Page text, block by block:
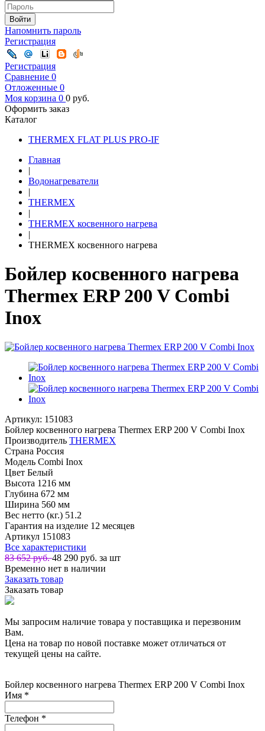
Войти
Напомнить пароль
Регистрация
Регистрация
Сравнение 0
Отложенные 0
Моя корзина 0 0 руб.
Оформить заказ
Каталог
THERMEX FLAT PLUS PRO-IF
Главная
|
Водонагреватели
|
THERMEX
|
THERMEX косвенного нагрева
|
THERMEX косвенного нагрева
Бойлер косвенного нагрева
Thermex ERP 200 V Combi
Inox
Артикул: 151083
Бойлер косвенного нагрева Thermex ERP 200 V Combi Inox
Производитель THERMEX
Страна Россия
Модель Combi Inox
Цвет Белый
Высота 1216 мм
Глубина 672 мм
Ширина 560 мм
Вес нетто (кг.) 51.2
Гарантия на изделие 12 месяцев
Артикул 151083
Все характеристики
83 652 руб.48 290 руб. за шт
Временно нет в наличии
Заказать товар
Заказать товар
Мы запросим наличие товара у поставщика и перезвоним
Вам.
Цена на товар по новой поставке может отличаться от
текущей цены на сайте.
Бойлер косвенного нагрева Thermex ERP 200 V Combi Inox
Имя *
Телефон *